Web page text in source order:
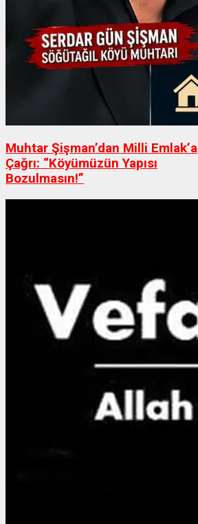
Muhtar Şişman’dan Milli Emlak’a
Çağrı: “Köyümüzün Yapısı
Bozulmasın!”